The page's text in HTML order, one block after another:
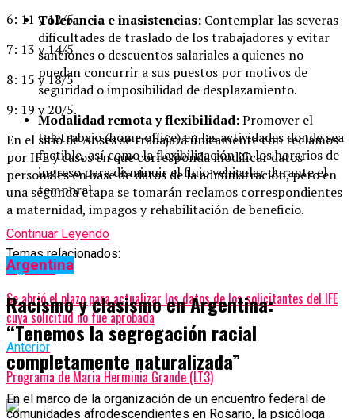
6: 11 y 12/5
7: 13 y 14/5
8: 15 y 18/5
9: 19 y 20/5.
En el sitio de Anses se trabajará únicamente con reclamos
por IFE y casos en que corresponda modificar datos
personales en base de datos de la administración, pero en
una segunda etapa se tomarán reclamos correspondientes
a maternidad, impagos y rehabilitación de beneficio.
Temas relacionados:
Siguente
Se abrió el plazo para actualizar los datos de los solicitantes del IFE
cuya solicitud no fue aprobada
Anterior
Programa de Maria Herminia Grande (LT3)
Tolerancia e inasistencias: Contemplar las severas
dificultades de traslado de los trabajadores y evitar
sanciones o descuentos salariales a quienes no
puedan concurrir a sus puestos por motivos de
seguridad o imposibilidad de desplazamiento.
Modalidad remota y flexibilidad:Promover el
teletrabajo (home office) en las actividades donde sea
factible, así como la flexibilización en los horarios de
ingreso para disminuir el flujo vehicular durante el
temporal.
Continuar Leyendo
Argentina
Racismo y clasismo en Argentina:
“Tenemos la segregación racial
completamente naturalizada”
En el marco de la organización de un encuentro federal de
comunidades afrodescendientes en Rosario, la psicóloga